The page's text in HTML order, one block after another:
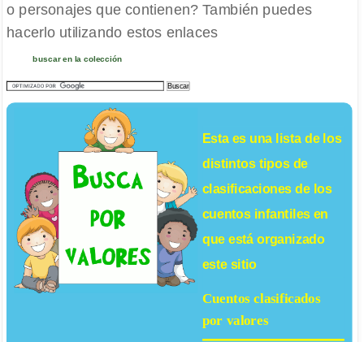
o personajes que contienen? También puedes
hacerlo utilizando estos enlaces
buscar en la colección
Esta es una lista de los
distintos tipos de
clasificaciones de los
cuentos infantilesen
que está organizado
este sitio
Cuentos clasificados
por valores